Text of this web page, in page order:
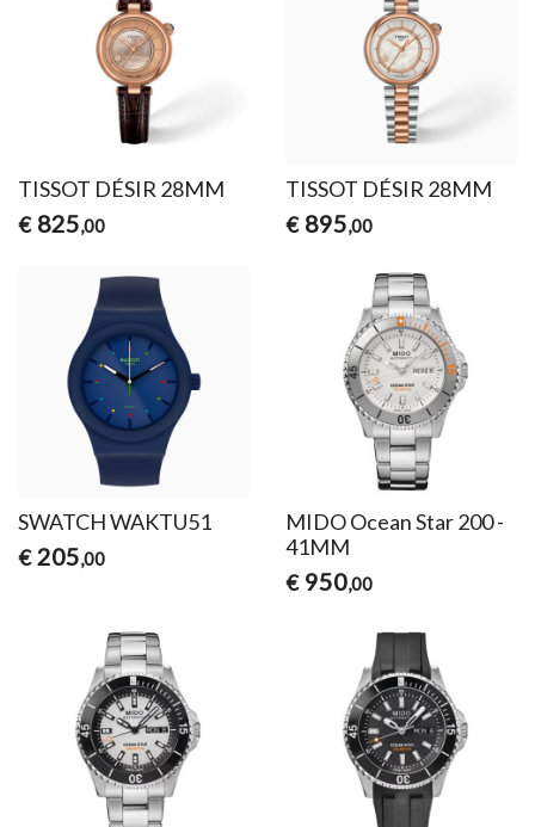
TISSOT DÉSIR 28MM
€ 825,00
TISSOT DÉSIR 28MM
€ 895,00
SWATCH WAKTU51
€ 205,00
MIDO Ocean Star 200 -
41MM
€ 950,00